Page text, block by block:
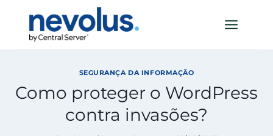
SEGURANÇA DA INFORMAÇÃO
Como proteger o WordPress
contra invasões?